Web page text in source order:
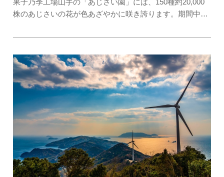
果子乃季工場山手の「あじさい園」には、150種約20,000
株のあじさいの花が色あざやかに咲き誇ります。期間中は
ント中は混雑のため、シャトルバスのご利用をおすすめし